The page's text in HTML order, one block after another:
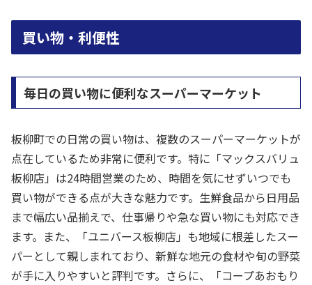
買い物・利便性
毎日の買い物に便利なスーパーマーケット
板柳町での日常の買い物は、複数のスーパーマーケットが
点在しているため非常に便利です。特に「マックスバリュ
板柳店」は24時間営業のため、時間を気にせずいつでも
買い物ができる点が大きな魅力です。生鮮食品から日用品
まで幅広い品揃えで、仕事帰りや急な買い物にも対応でき
ます。また、「ユニバース板柳店」も地域に根差したスー
パーとして親しまれており、新鮮な地元の食材や旬の野菜
が手に入りやすいと評判です。さらに、「コープあおもり